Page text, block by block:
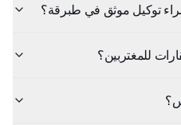
توكيل موثق في طبرقة؟
للمغتربين؟